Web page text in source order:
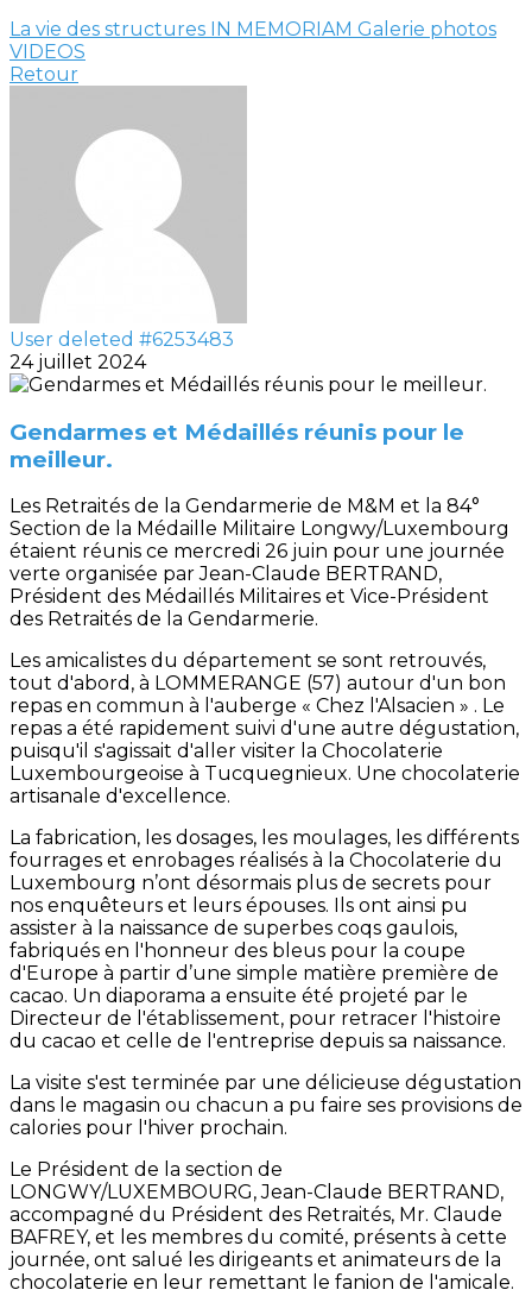
La vie des structures IN MEMORIAM Galerie photos
VIDEOS
Retour
User deleted #6253483
24 juillet 2024
Gendarmes et Médaillés réunis pour le
meilleur.
Les Retraités de la Gendarmerie de M&M et la 84°
Section de la Médaille Militaire Longwy/Luxembourg
étaient réunis ce mercredi 26 juin pour une journée
verte organisée par Jean-Claude BERTRAND,
Président des Médaillés Militaires et Vice-Président
des Retraités de la Gendarmerie.
Les amicalistes du département se sont retrouvés,
tout d'abord, à LOMMERANGE (57) autour d'un bon
repas en commun à l'auberge « Chez l'Alsacien » . Le
repas a été rapidement suivi d'une autre dégustation,
puisqu'il s'agissait d'aller visiter la Chocolaterie
Luxembourgeoise à Tucquegnieux. Une chocolaterie
artisanale d'excellence.
La fabrication, les dosages, les moulages, les différents
fourrages et enrobages réalisés à la Chocolaterie du
Luxembourg n’ont désormais plus de secrets pour
nos enquêteurs et leurs épouses. Ils ont ainsi pu
assister à la naissance de superbes coqs gaulois,
fabriqués en l'honneur des bleus pour la coupe
d'Europe à partir d’une simple matière première de
cacao. Un diaporama a ensuite été projeté par le
Directeur de l'établissement, pour retracer l'histoire
du cacao et celle de l'entreprise depuis sa naissance.
La visite s'est terminée par une délicieuse dégustation
dans le magasin ou chacun a pu faire ses provisions de
calories pour l'hiver prochain.
Le Président de la section de
LONGWY/LUXEMBOURG, Jean-Claude BERTRAND,
accompagné du Président des Retraités, Mr. Claude
BAFREY, et les membres du comité, présents à cette
journée, ont salué les dirigeants et animateurs de la
chocolaterie en leur remettant le fanion de l'amicale.